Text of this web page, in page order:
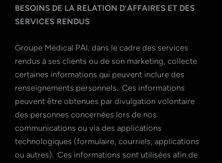
BESOINS DE LA RELATION D’AFFAIRES ET DES
SERVICES RENDUS
Groupe Médical PAI, dans le cadre des services
rendus à ses clients ou de son marketing, collecte
certaines informations qui peuvent inclure des
renseignements personnels. Ces informations
peuvent être obtenues par divulgation volontaire
des personnes concernées lors de nos
communications ou via des applications
technologiques (formulaire, courriels, applications
ou autres). Ces informations sont utilisées afin de